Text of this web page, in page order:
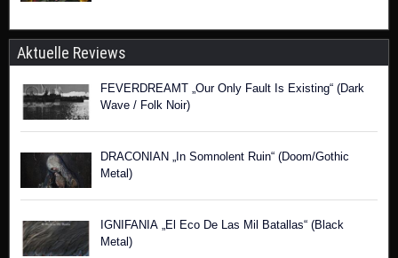
Aktuelle Reviews
FEVERDREAMT „Our Only Fault Is Existing“ (Dark
Wave / Folk Noir)
DRACONIAN „In Somnolent Ruin“ (Doom/Gothic
Metal)
IGNIFANIA „El Eco De Las Mil Batallas“ (Black
Metal)